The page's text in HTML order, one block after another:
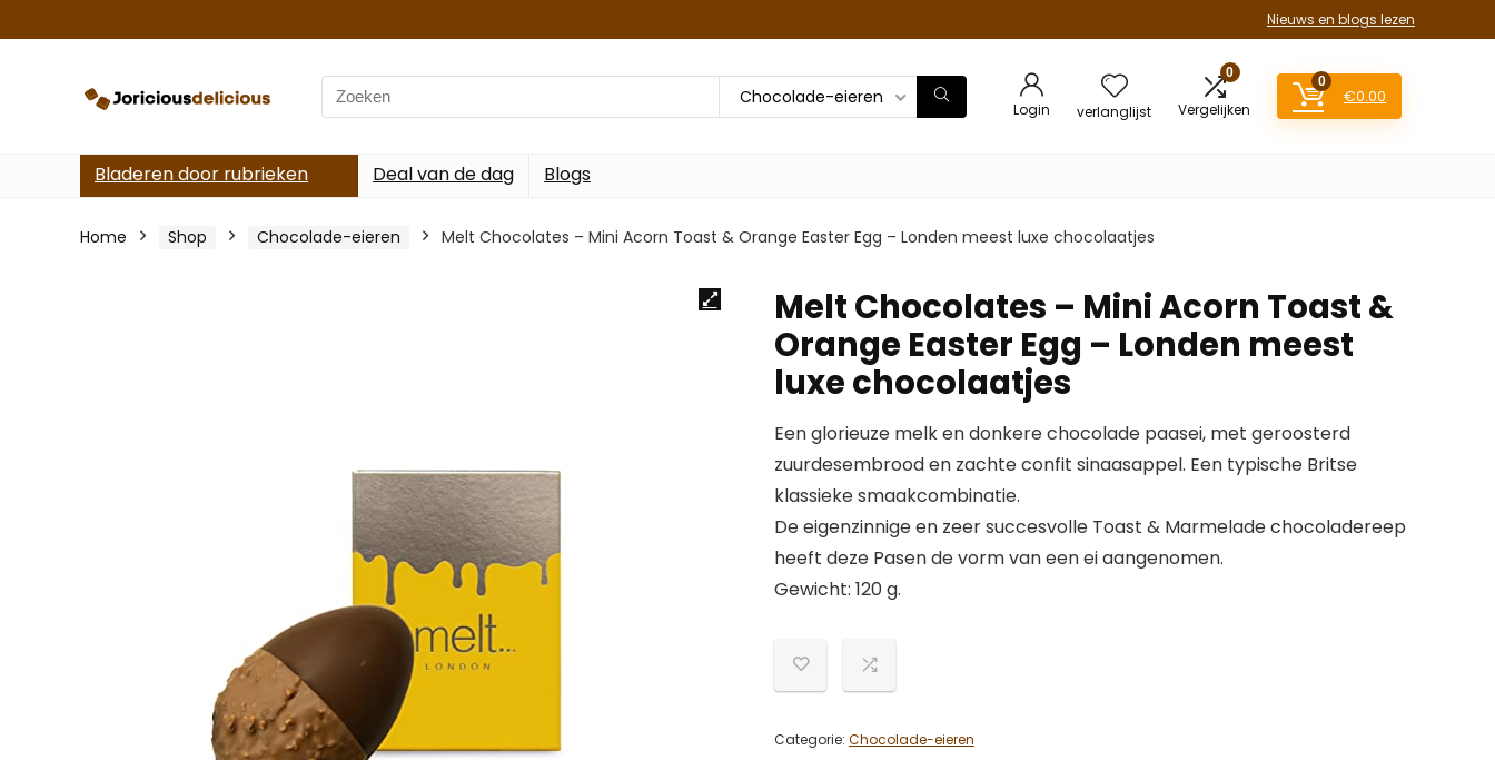
Nieuws en blogs lezen
Search
for:
Chocolade-eieren
Login verlanglijst
0
Vergelijken
0
€0.00
Bladeren door rubrieken Deal van de dag Blogs
Home Shop Chocolade-eieren Melt Chocolates – Mini Acorn Toast & Orange Easter Egg – Londen meest luxe chocolaatjes
Melt Chocolates – Mini Acorn Toast &
Orange Easter Egg – Londen meest
luxe chocolaatjes
Een glorieuze melk en donkere chocolade paasei, met geroosterd
zuurdesembrood en zachte confit sinaasappel. Een typische Britse
klassieke smaakcombinatie.
De eigenzinnige en zeer succesvolle Toast & Marmelade chocoladereep
heeft deze Pasen de vorm van een ei aangenomen.
Gewicht: 120 g.
Categorie: Chocolade-eieren